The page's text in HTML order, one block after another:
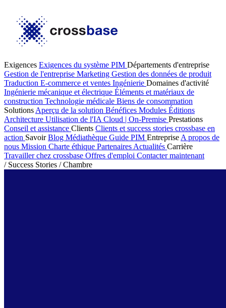
Exigences Exigences du système PIM Départements d'entreprise
Gestion de l'entreprise Marketing Gestion des données de produit
Traduction E-commerce et ventes Ingénierie Domaines d'activité
Ingénierie mécanique et électrique Éléments et matériaux de
construction Technologie médicale Biens de consommation
Solutions Aperçu de la solution Bénéfices Modules Éditions
Architecture Utilisation de l'IA Cloud | On-Premise Prestations
Conseil et assistance Clients Clients et success stories crossbase en
action SavoirBlog Médiathèque Guide PIM Entreprise A propos de
nous Mission Charte éthique Partenaires Actualités Carrière
Travailler chez crossbase Offres d'emploi Contacter maintenant
/ Success Stories / Chambre